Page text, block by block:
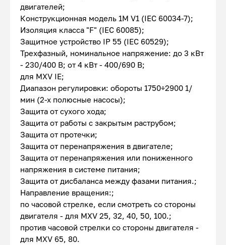
двигателей;
Конструкционная модель 1М V1 (IEC 60034-7);
Изоляция класса "F" (IEC 60085);
Защитное устройство IP 55 (IEC 60529);
Трехфазный, номинальное напряжение: до 3 кВт
- 230/400 В; от 4 кВт - 400/690 В;
для MXV IE;
Диапазон регулировки: обороты 1750÷2900 1/
мин (2-х полюсные насосы);
Защита от сухого хода;
Защита от работы с закрытым раструбом;
Защита от протечки;
Защита от перенапряжения в двигателе;
Защита от перенапряжения или пониженного
напряжения в системе питания;
Защита от дисбаланса между фазами питания.;
Направление вращения:;
по часовой стрелке, если смотреть со стороны
двигателя - для MXV 25, 32, 40, 50, 100.;
против часовой стрелки со стороны двигателя -
для MXV 65, 80.